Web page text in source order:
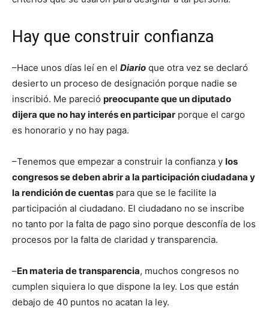
Hay que construir confianza
–Hace unos días leí en el Diario que otra vez se declaró
desierto un proceso de designación porque nadie se
inscribió. Me pareció preocupante que un diputado
dijera que no hay interés en participar porque el cargo
es honorario y no hay paga.
–Tenemos que empezar a construir la confianza y los
congresos se deben abrir a la participación ciudadana y
la rendición de cuentas para que se le facilite la
participación al ciudadano. El ciudadano no se inscribe
no tanto por la falta de pago sino porque desconfía de los
procesos por la falta de claridad y transparencia.
–En materia de transparencia, muchos congresos no
cumplen siquiera lo que dispone la ley. Los que están
debajo de 40 puntos no acatan la ley.